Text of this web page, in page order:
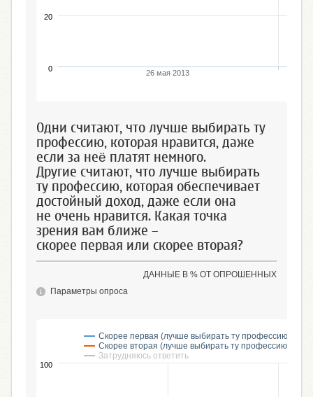
26 мая 2013
0
20
Одни считают, что лучше выбирать ту
профессию, которая нравится, даже
если за неё платят немного.
Другие считают, что лучше выбирать
ту профессию, которая обеспечивает
достойный доход, даже если она
не очень нравится. Какая точка
зрения вам ближе –
скорее первая или скорее вторая?
ДАННЫЕ В % ОТ ОПРОШЕННЫХ
Параметры опроса
Скорее первая (лучше выбирать ту профессию,
Скорее вторая (лучше выбирать ту профессию,
Затрудняюсь ответить
100